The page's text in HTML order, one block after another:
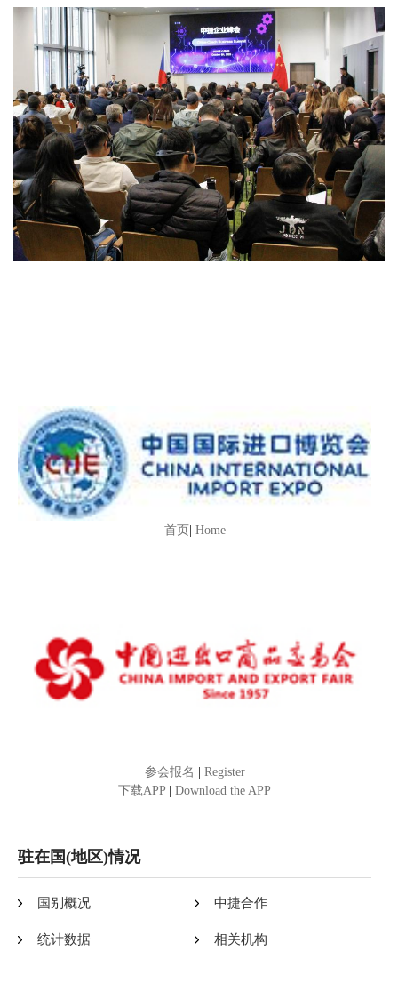
首页 Home
参会报名 | Register
下载APP | Download the APP
驻在国(地区)情况
国别概况 中捷合作
统计数据 相关机构